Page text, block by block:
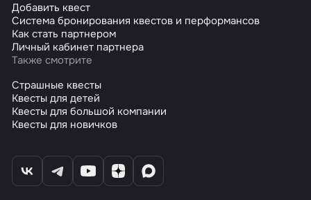
Добавить квест
Система бронирования квестов и перформансов
Как стать партнером
Личный кабинет партнера
Также смотрите
Страшные квесты
Квесты для детей
Квесты для большой компании
Квесты для новичков